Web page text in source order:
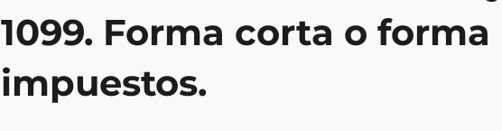
1099. Forma corta o
impuestos.